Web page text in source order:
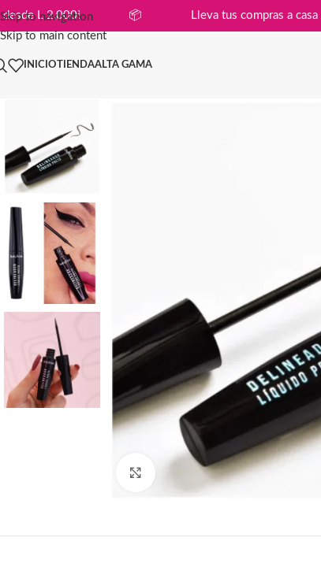
Skip to navigation
Skip to main content
desde L 2,000! Lleva tus
INICIOTIENDAALTA GAMA
Click to enlarge